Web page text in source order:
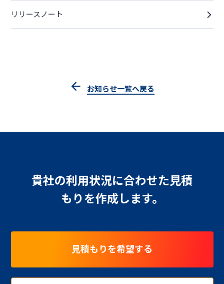
リリースノート
お知らせ一覧へ戻る
貴社の利用状況に合わせた見積
もりを作成します。
見積もりを希望する